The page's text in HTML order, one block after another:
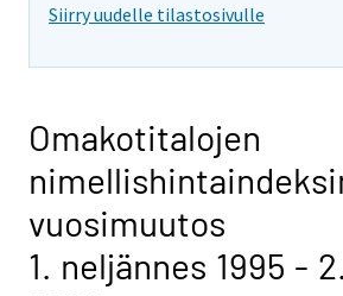
Siirry uudelle tilastosivulle
Omakotitalojen
vuosimuutos
1. neljännes 1995 -